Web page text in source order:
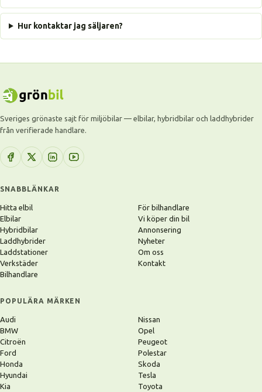
Hur kontaktar jag säljaren?
Sveriges grönaste sajt för miljöbilar — elbilar, hybridbilar och laddhybrider
från verifierade handlare.
SNABBLÄNKAR
Hitta elbil
Elbilar
Hybridbilar
Laddhybrider
Laddstationer
Verkstäder
Bilhandlare
För bilhandlare
Vi köper din bil
Annonsering
Nyheter
Om oss
Kontakt
POPULÄRA MÄRKEN
Audi
BMW
Citroën
Ford
Honda
Hyundai
Kia
Nissan
Opel
Peugeot
Polestar
Skoda
Tesla
Toyota